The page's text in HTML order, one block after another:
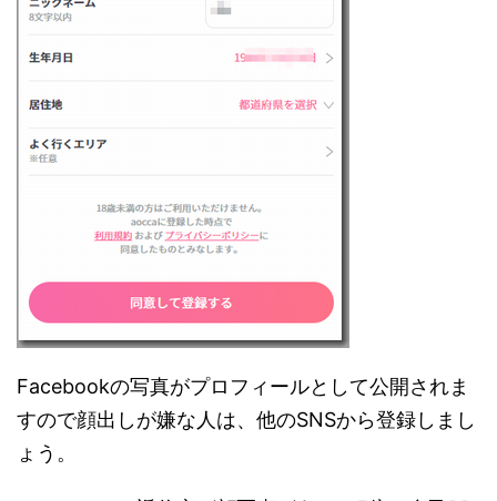
Facebookの写真がプロフィールとして公開されま
すので顔出しが嫌な人は、他のSNSから登録しまし
ょう。